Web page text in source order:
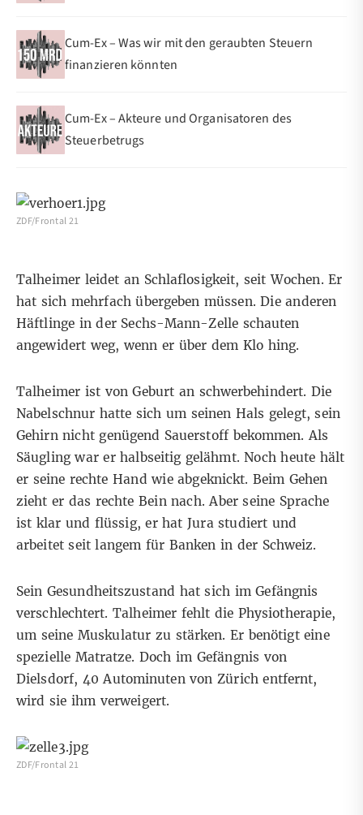
Cum-Ex – Was wir mit den geraubten Steuern
finanzieren könnten
Cum-Ex – Akteure und Organisatoren des
Steuerbetrugs
ZDF/Frontal 21
Talheimer leidet an Schlaflosigkeit, seit Wochen. Er
hat sich mehrfach übergeben müssen. Die anderen
Häftlinge in der Sechs-Mann-Zelle schauten
angewidert weg, wenn er über dem Klo hing.
Talheimer ist von Geburt an schwerbehindert. Die
Nabelschnur hatte sich um seinen Hals gelegt, sein
Gehirn nicht genügend Sauerstoff bekommen. Als
Säugling war er halbseitig gelähmt. Noch heute hält
er seine rechte Hand wie abgeknickt. Beim Gehen
zieht er das rechte Bein nach. Aber seine Sprache
ist klar und flüssig, er hat Jura studiert und
arbeitet seit langem für Banken in der Schweiz.
Sein Gesundheitszustand hat sich im Gefängnis
verschlechtert. Talheimer fehlt die Physiotherapie,
um seine Muskulatur zu stärken. Er benötigt eine
spezielle Matratze. Doch im Gefängnis von
Dielsdorf, 40 Autominuten von Zürich entfernt,
wird sie ihm verweigert.
ZDF/Frontal 21